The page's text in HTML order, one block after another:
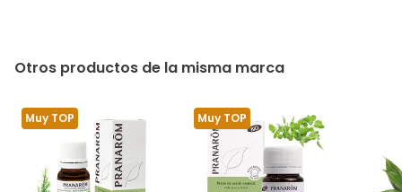
Otros productos de la misma marca
Muy TOP Muy TOP